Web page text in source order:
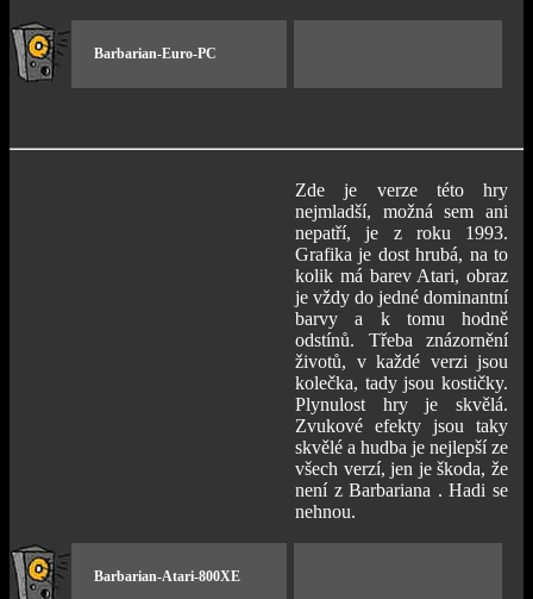
Barbarian-Euro-PC
Zde je verze této hry
nejmladší, možná sem ani
nepatří, je z roku 1993.
Grafika je dost hrubá, na to
kolik má barev Atari, obraz
je vždy do jedné dominantní
barvy a k tomu hodně
odstínů. Třeba znázornění
životů, v každé verzi jsou
kolečka, tady jsou kostičky.
Plynulost hry je skvělá.
Zvukové efekty jsou taky
skvělé a hudba je nejlepší ze
všech verzí, jen je škoda, že
není z Barbariana . Hadi se
nehnou.
Barbarian-Atari-800XE